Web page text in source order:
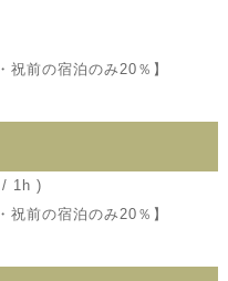
前の宿泊のみ20％】
/ 1h )
前の宿泊のみ20％】